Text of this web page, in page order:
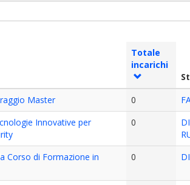
Totale
incarichi
Master
0
Innovative per
0
Corso di Formazione in
0